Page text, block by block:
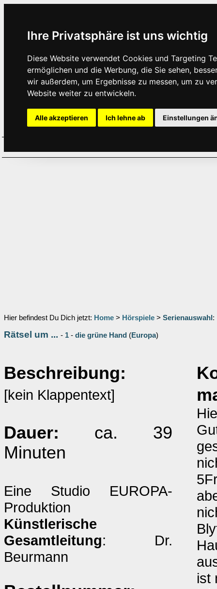
Ihre Privatsphäre ist uns wichtig
Diese Website verwendet Cookies und Targeting
ermöglichen und die Werbung, die Sie sehen,
wir außerdem, um Ergebnisse zu messen, um zu
Website weiter zu entwickeln.
Alle akzeptieren Ich lehne ab Einstellungen
Hier befindest Du Dich jetzt: Home > Hörspiele > Serienauswahl :
Rätsel um ... - 1 - die grüne Hand (Europa)
Beschreibung:
[kein Klappentext]
Dauer: ca. 39
Minuten
Eine Studio EUROPA-
Produktion
Künstlerische
Gesamtleitung: Dr.
Beurmann
ist